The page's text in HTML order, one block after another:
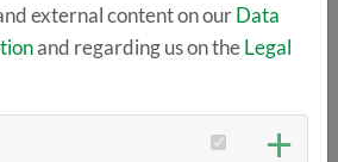
external content on ourData
and regarding us on theLegal